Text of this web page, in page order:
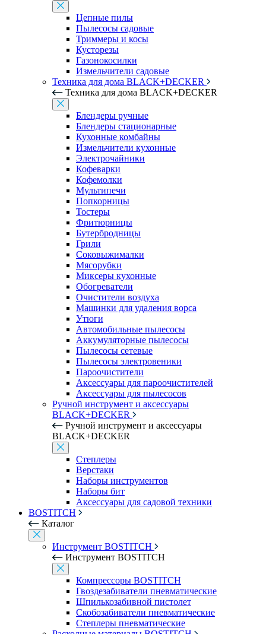
Цепные пилы
Пылесосы садовые
Триммеры и косы
Кусторезы
Газонокосилки
Измельчители садовые
Техника для дома BLACK+DECKER
Техника для дома BLACK+DECKER
Блендеры ручные
Блендеры стационарные
Кухонные комбайны
Измельчители кухонные
Электрочайники
Кофеварки
Кофемолки
Мультипечи
Попкорницы
Тостеры
Фритюрницы
Бутербродницы
Грили
Соковыжималки
Мясорубки
Миксеры кухонные
Обогреватели
Очистители воздуха
Машинки для удаления ворса
Утюги
Автомобильные пылесосы
Аккумуляторные пылесосы
Пылесосы сетевые
Пылесосы электровеники
Пароочистители
Аксессуары для пароочистителей
Аксессуары для пылесосов
Ручной инструмент и аксессуары
BLACK+DECKER
Ручной инструмент и аксессуары
BLACK+DECKER
Степлеры
Верстаки
Наборы инструментов
Наборы бит
Аксессуары для садовой техники
BOSTITCH
Каталог
Инструмент BOSTITCH
Инструмент BOSTITCH
Компрессоры BOSTITCH
Гвоздезабиватели пневматические
Шпилькозабивной пистолет
Скобозабиватели пневматические
Степлеры пневматические